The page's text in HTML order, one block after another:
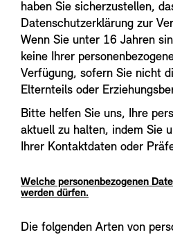
haben Sie sicherzustellen,
Datenschutzerklärung zur
Wenn Sie unter 16 Jahren
keine Ihrer
Verfügung, sofern Sie nicht
Elternteils oder
Bitte helfen Sie uns, Ihre
aktuell zu halten, indem Sie
Ihrer Kontaktdaten oder
Welche personenbezogenen
werden dürfen.
Die folgenden Arten von